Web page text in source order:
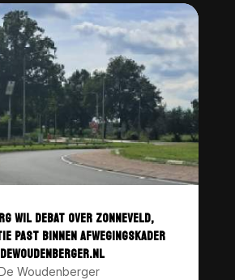
WIL DEBAT OVER ZONNEVELD,
PAST BINNEN AFWEGINGSKADER
Woudenberger